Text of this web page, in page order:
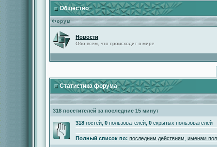
Общество
Форум
Новости
Обо всем, что происходит в мире
Статистика форума
318 посетителей за последние 15 минут
318 гостей, 0 пользователей, 0 скрытых пользователей
Полный список по: последним действиям именам